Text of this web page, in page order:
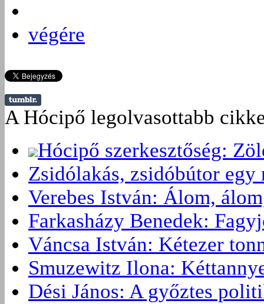
végére
A Hócipő legolvasottabb
Hócipő szerkesztőség:
Zsidólakás, zsidóbútor
Verebes István: Álom,
Farkasházy Benedek:
Váncsa István: Kétezer
Smuzewitz Ilona:
Dési János: A győztes